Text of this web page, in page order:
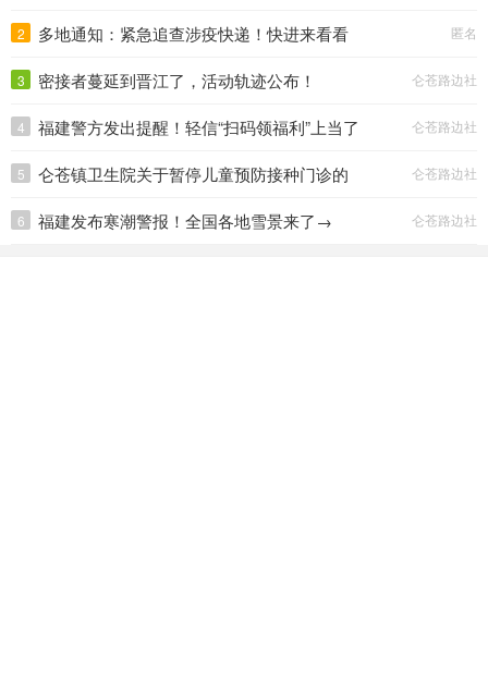
2
多地通知：紧急追查涉疫快递！快进来看看
匿名
3 密接者蔓延到晋江了，活动轨迹公布！ 仑苍路边社
4 福建警方发出提醒！轻信“扫码领福利”上当了 仑苍路边社
5
仑苍镇卫生院关于暂停儿童预防接种门诊的
仑苍路边社
6 福建发布寒潮警报！全国各地雪景来了→ 仑苍路边社